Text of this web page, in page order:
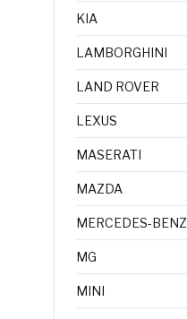
KIA
LAMBORGHINI
LAND ROVER
LEXUS
MASERATI
MAZDA
MERCEDES-BENZ
MG
MINI